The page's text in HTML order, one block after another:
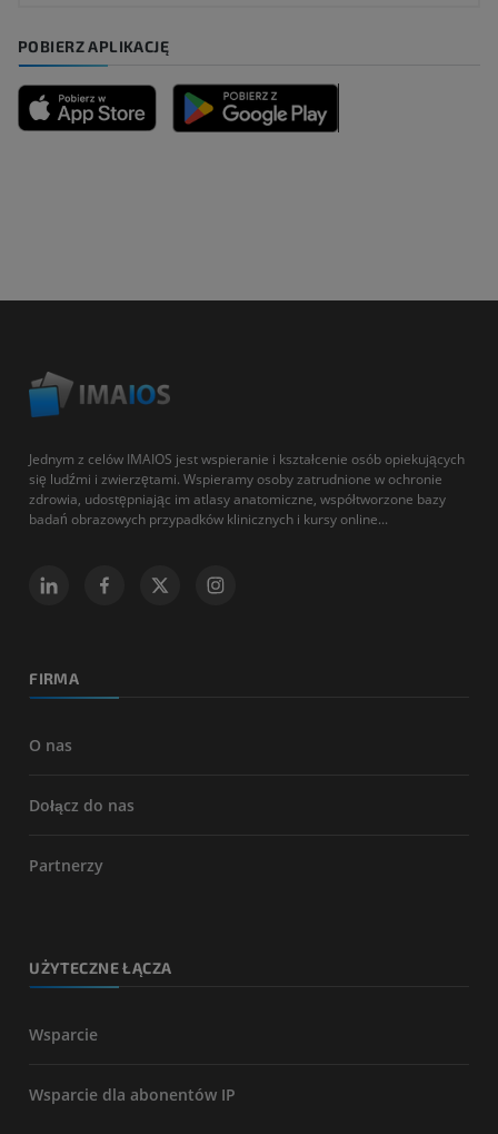
POBIERZ APLIKACJĘ
Jednym z celów IMAIOS jest wspieranie i kształcenie osób opiekujących
się ludźmi i zwierzętami. Wspieramy osoby zatrudnione w ochronie
zdrowia, udostępniając im atlasy anatomiczne, współtworzone bazy
badań obrazowych przypadków klinicznych i kursy online...
FIRMA
O nas
Dołącz do nas
Partnerzy
UŻYTECZNE ŁĄCZA
Wsparcie
Wsparcie dla abonentów IP